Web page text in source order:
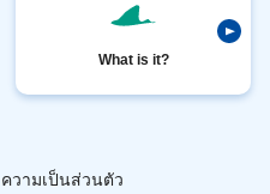
What is it?
ความเป็นส่วนตัว